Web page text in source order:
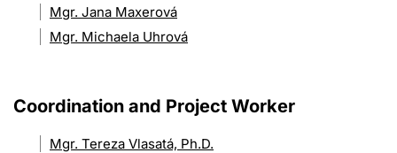
Mgr. Jana Maxerová
Mgr. Michaela Uhrová
Coordination and Project Worker
Mgr. Tereza Vlasatá, Ph.D.